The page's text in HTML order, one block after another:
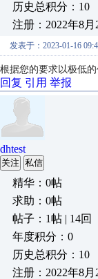
历史总积分：10
注册：2022年8月
发表于：2023-01-16
根据您的要求以极低
回复 引用 举报
dhtest
关注 私信
精华：0帖
求助：0帖
帖子：1帖 | 14回
年度积分：0
历史总积分：10
注册：2022年8月